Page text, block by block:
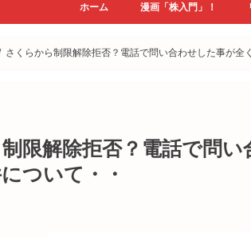
ホーム 漫画「株入門」！
さくらから制限解除拒否？電話で問い合わせした事が全
限解除拒否？電話で問
ついて・・